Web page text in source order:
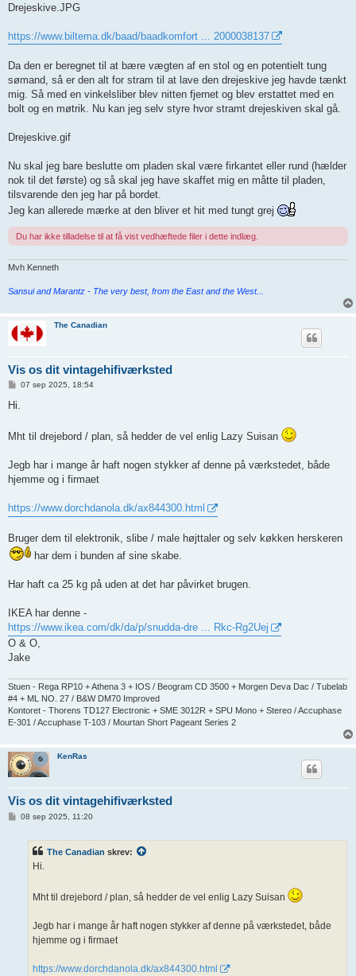
Drejeskive.JPG
https://www.biltema.dk/baad/baadkomfort ... 2000038137
Da den er beregnet til at bære vægten af en stol og en potentielt tung
sømand, så er den alt for stram til at lave den drejeskive jeg havde tænkt
mig. Så med en vinkelsliber blev nitten fjernet og blev erstattet med en
bolt og en møtrik. Nu kan jeg selv styre hvor stramt drejeskiven skal gå.
Drejeskive.gif
Nu skal jeg bare beslutte om pladen skal være firkantet eller rund (hælder
nok til det første) og så skal jeg have skaffet mig en måtte til pladen,
tilsvarende den jeg har på bordet.
Jeg kan allerede mærke at den bliver et hit med tungt grej
Du har ikke tilladelse til at få vist vedhæftede filer i dette indlæg.
Mvh Kenneth
Sansui and Marantz - The very best, from the East and the West...
The Canadian
Vis os dit vintagehifiværksted
g
07 sep 2025, 18:54
Hi.
Mht til drejebord / plan, så hedder de vel enlig Lazy Suisan
Jegb har i mange år haft nogen stykker af denne på værkstedet, både
hjemme og i firmaet
https://www.dorchdanola.dk/ax844300.html
Bruger dem til elektronik, slibe / male højttaler og selv køkken herskeren
har dem i bunden af sine skabe.
Har haft ca 25 kg på uden at det har påvirket brugen.
IKEA har denne -
https://www.ikea.com/dk/da/p/snudda-dre ... Rkc-Rg2Uej
O & O,
Jake
Stuen - Rega RP10 + Athena 3 + IOS / Beogram CD 3500 + Morgen Deva Dac / Tubelab
#4 + ML NO. 27 / B&W DM70 Improved
Kontoret - Thorens TD127 Electronic + SME 3012R + SPU Mono + Stereo / Accuphase
E-301 / Accuphase T-103 / Mourtan Short Pageant Series 2
KenRas
Vis os dit vintagehifiværksted
08 sep 2025, 11:20
The Canadian skrev:
Hi.
Mht til drejebord / plan, så hedder de vel enlig Lazy Suisan
Jegb har i mange år haft nogen stykker af denne på værkstedet, både
hjemme og i firmaet
https://www.dorchdanola.dk/ax844300.html